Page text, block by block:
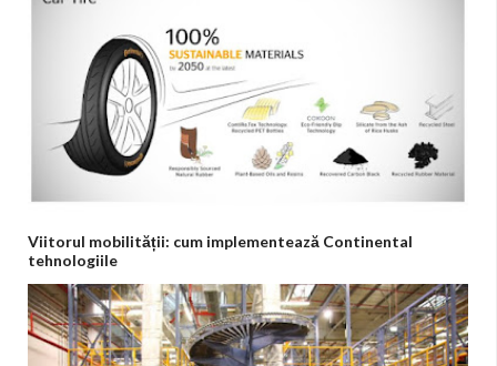
Viitorul mobilității: cum implementează Continental
tehnologiile